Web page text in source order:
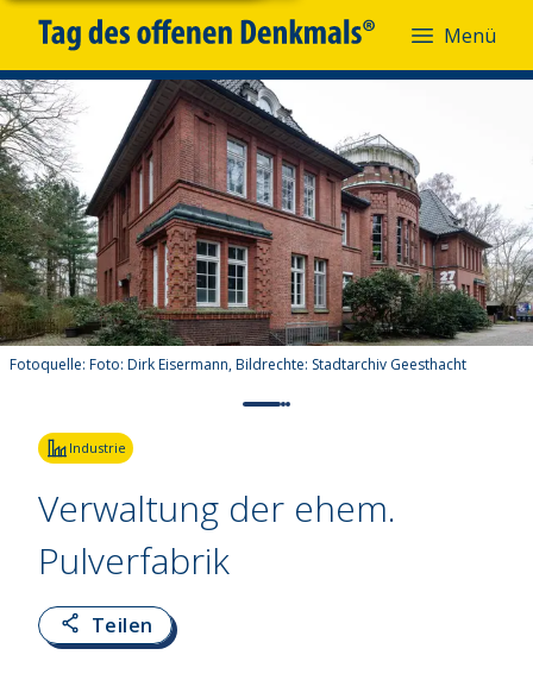
Menü
Fotoquelle: Foto: Dirk Eisermann, Bildrechte: Stadtarchiv Geesthacht
Industrie
Verwaltung der ehem.
Pulverfabrik
Teilen